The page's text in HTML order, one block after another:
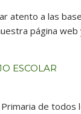
atento a las
página web
ESCOLAR
de todos